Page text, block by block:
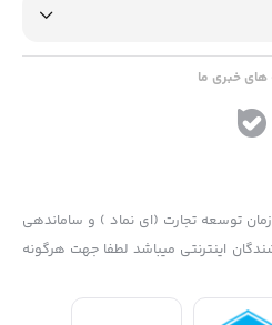
های خبری ما
توسعه تجارت (ای نماد ) و ساماندهی
اینترنتی میباشد لطفا جهت هرگونه
"تماس با ما" استفاده نمایید . تلفن های